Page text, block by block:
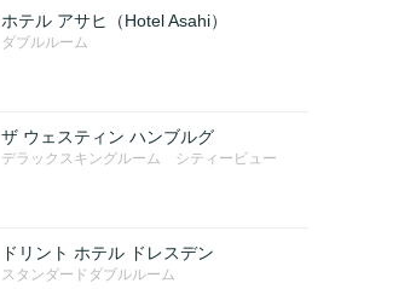
ホテル アサヒ（Hotel Asahi）
ダブルルーム
ザ ウェスティン ハンブルグ
デラックスキングルーム シティービュー
ドリント ホテル ドレスデン
スタンダードダブルルーム